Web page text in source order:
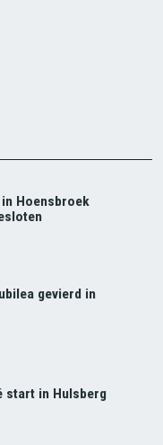
Hoensbroek
gevierd in
start in Hulsberg